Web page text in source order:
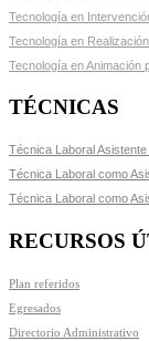
Tecnología en
Tecnología en
Tecnología en Animación
TÉCNICAS
Técnica Laboral
Técnica Laboral como
Técnica Laboral como
RECURSOS
Plan referidos
Egresados
Directorio Administrativo